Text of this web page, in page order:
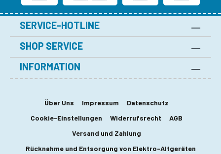
SERVICE-HOTLINE
SHOP SERVICE
INFORMATION
Über Uns Impressum
Datenschutz
Cookie-Einstellungen
Widerrufsrecht
AGB
Versand und Zahlung
Rücknahme und Entsorgung von Elektro-Altgeräten